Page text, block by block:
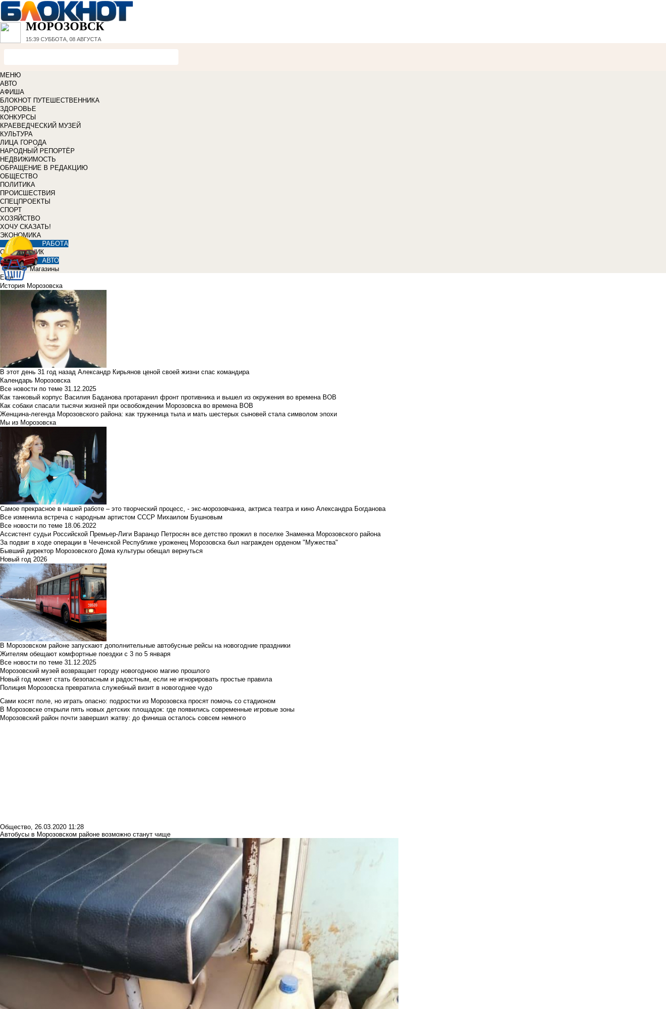
МОРОЗОВСК
15:39 СУББОТА, 08 АВГУСТА
МЕНЮ
АВТО
АФИША
БЛОКНОТ ПУТЕШЕСТВЕННИКА
ЗДОРОВЬЕ
КОНКУРСЫ
КРАЕВЕДЧЕСКИЙ МУЗЕЙ
КУЛЬТУРА
ЛИЦА ГОРОДА
НАРОДНЫЙ РЕПОРТЁР
НЕДВИЖИМОСТЬ
ОБРАЩЕНИЕ В РЕДАКЦИЮ
ОБЩЕСТВО
ПОЛИТИКА
ПРОИСШЕСТВИЯ
СПЕЦПРОЕКТЫ
СПОРТ
ХОЗЯЙСТВО
ХОЧУ СКАЗАТЬ!
ЭКОНОМИКА
РАБОТА
СПРАВОЧНИК
АВТО
Магазины
Еще
История Морозовска
В этот день 31 год назад Александр Кирьянов ценой своей жизни спас командира
Календарь Морозовска
Все новости по теме 31.12.2025
Как танковый корпус Василия Баданова протаранил фронт противника и вышел из окружения во времена ВОВ
Как собаки спасали тысячи жизней при освобождении Морозовска во времена ВОВ
Женщина-легенда Морозовского района: как труженица тыла и мать шестерых сыновей стала символом эпохи
Мы из Морозовска
Самое прекрасное в нашей работе – это творческий процесс, - экс-морозовчанка, актриса театра и кино Александра Богданова
Все изменила встреча с народным артистом СССР Михаилом Бушновым
Все новости по теме 18.06.2022
Ассистент судьи Российской Премьер-Лиги Варанцо Петросян все детство прожил в поселке Знаменка Морозовского района
За подвиг в ходе операции в Чеченской Республике уроженец Морозовска был награжден орденом "Мужества"
Бывший директор Морозовского Дома культуры обещал вернуться
Новый год 2026
В Морозовском районе запускают дополнительные автобусные рейсы на новогодние праздники
Жителям обещают комфортные поездки с 3 по 5 января
Все новости по теме 31.12.2025
Морозовский музей возвращает городу новогоднюю магию прошлого
Новый год может стать безопасным и радостным, если не игнорировать простые правила
Полиция Морозовска превратила служебный визит в новогоднее чудо
Сами косят поле, но играть опасно: подростки из Морозовска просят помочь со стадионом
В Морозовске открыли пять новых детских площадок: где появились современные игровые зоны
Морозовский район почти завершил жатву: до финиша осталось совсем немного
Общество, 26.03.2020 11:28
Автобусы в Морозовском районе возможно станут чище